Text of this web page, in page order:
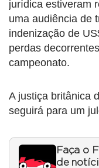
jurídica estiveram
uma audiência de
indenização de
perdas
campeonato.
A justiça britânica
seguirá para um
Faça o
de